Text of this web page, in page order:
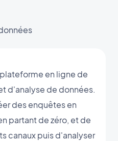
en ligne de
d'analyse de données.
des enquêtes en
partant de zéro, et de
canaux puis d'analyser